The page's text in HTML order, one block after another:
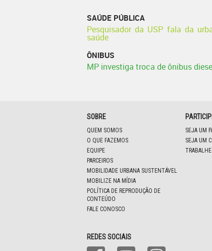
SAÚDE PÚBLICA
Pesquisador da USP fala da
saúde
ÔNIBUS
MP investiga troca de ônibus
SOBRE
QUEM SOMOS
O QUE FAZEMOS
EQUIPE
PARCEIROS
MOBILIDADE URBANA SUSTENTÁVEL
MOBILIZE NA MÍDIA
POLÍTICA DE REPRODUÇÃO DE
CONTEÚDO
FALE CONOSCO
SEJA UM
SEJA UM
REDES SOCIAIS